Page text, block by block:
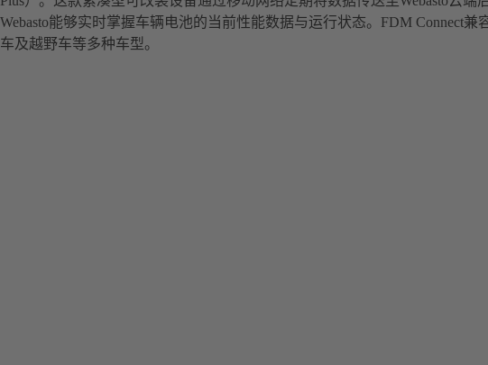
Webasto能够实时掌握车辆电池的当前性能数据与运行状态。FDM Connect兼
车及越野车等多种车型。